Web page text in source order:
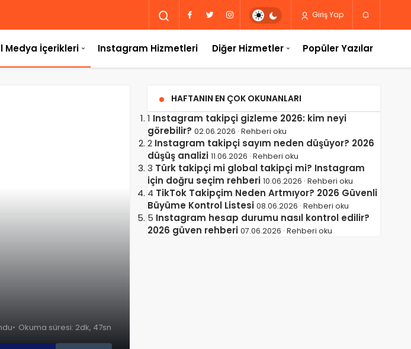
Giriş Yap
Medya İçerikleri Instagram Hizmetleri Diğer Hizmetler Popüler Yazılar
Okuma süresi: 2dk, 47sn
HAFTANIN EN ÇOK OKUNANLARI
1 Instagram takipçi gizleme 2026: kim neyi
görebilir? 02.06.2026 · Rehberi oku
2 Instagram takipçi sayım neden düşüyor? 2026
düşüş analizi 11.06.2026 · Rehberi oku
3 Türk takipçi mi global takipçi mi? Instagram
için doğru seçim rehberi 10.06.2026 · Rehberi oku
4 TikTok Takipçim Neden Artmıyor? 2026 Güvenli
Büyüme Kontrol Listesi 08.06.2026 · Rehberi oku
5 Instagram hesap durumu nasıl kontrol edilir?
2026 güven rehberi 07.06.2026 · Rehberi oku